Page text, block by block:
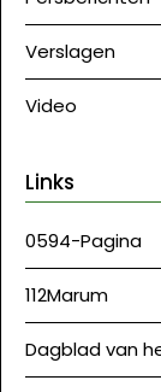
Verslagen
Video
Links
0594-Pagina
112Marum
Dagblad van